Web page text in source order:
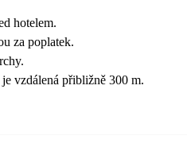
hotelem.
za poplatek.
vzdálená přibližně 300 m.